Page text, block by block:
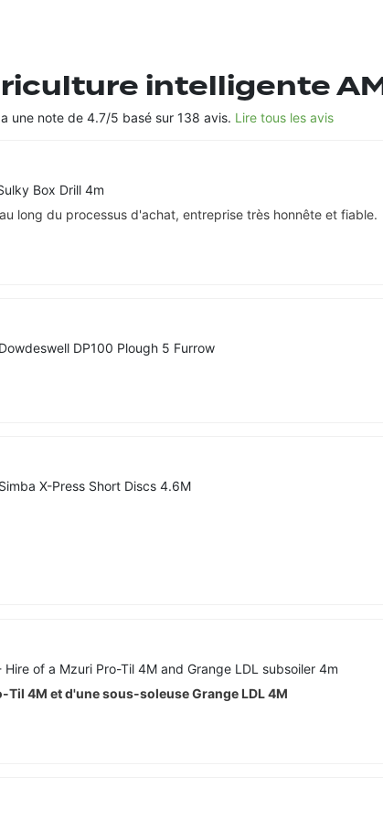
intelligente
une note de 4.7/5 basé sur 138 avis. Lire tous les avis
Box Drill 4m
long du processus d'achat, entreprise très honnête et fiable.
DP100 Plough 5 Furrow
X-Press Short Discs 4.6M
Hire of a Mzuri Pro-Til 4M and Grange LDL subsoiler 4m
4M et d'une sous-soleuse Grange LDL 4M